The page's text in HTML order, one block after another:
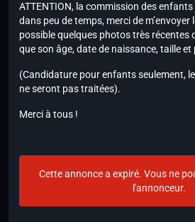
ATTENTION, la commission des
dans peu de temps, merci de m’envoyer
possible quelques photos très récentes
que son âge, date de naissance, taille et
(Candidature pour enfants seulement,
ne seront pas traitées).
Merci à tous !
Cette annonce a expiré. Vous ne
l'annonceur.